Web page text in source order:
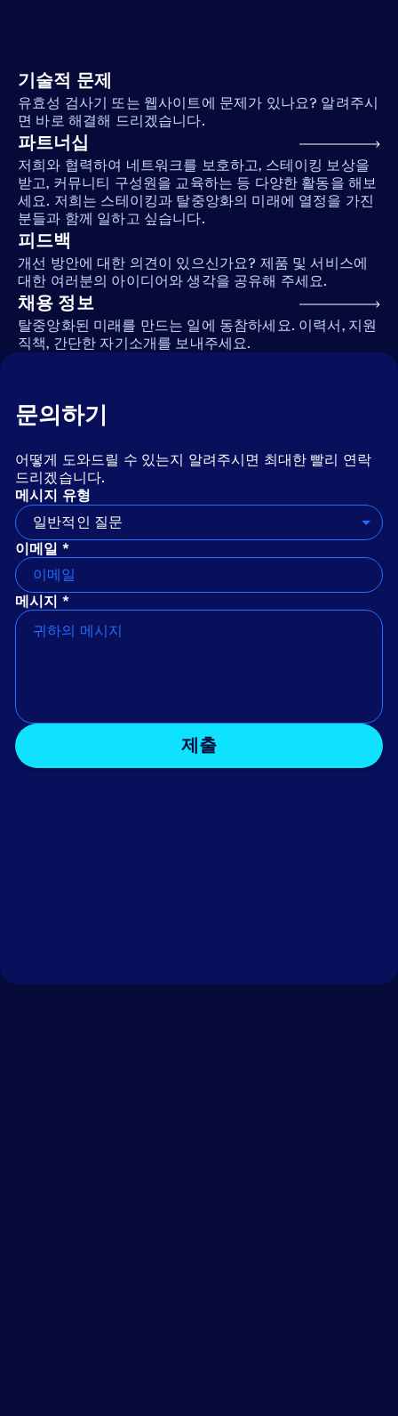
기술적 문제
유효성 검사기 또는 웹사이트에 문제가 있나요? 알려주시
면 바로 해결해 드리겠습니다.
파트너십
저희와 협력하여 네트워크를 보호하고, 스테이킹 보상을
받고, 커뮤니티 구성원을 교육하는 등 다양한 활동을 해보
세요. 저희는 스테이킹과 탈중앙화의 미래에 열정을 가진
분들과 함께 일하고 싶습니다.
피드백
개선 방안에 대한 의견이 있으신가요? 제품 및 서비스에
대한 여러분의 아이디어와 생각을 공유해 주세요.
채용 정보
탈중앙화된 미래를 만드는 일에 동참하세요. 이력서, 지원
직책, 간단한 자기소개를 보내주세요.
문의하기
어떻게 도와드릴 수 있는지 알려주시면 최대한 빨리 연락
드리겠습니다.
메시지 유형
일반적인 질문
이메일 *
메시지 *
제출